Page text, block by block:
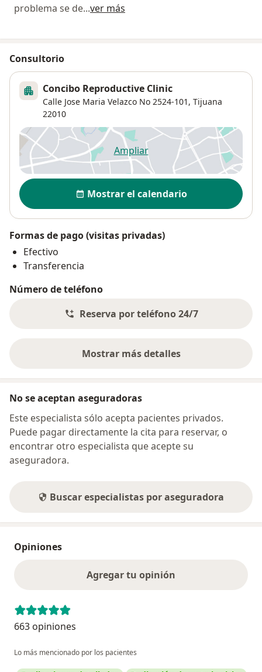
problema se de...ver más
Consultorio
Concibo Reproductive Clinic
Calle Jose Maria Velazco No 2524-101, Tijuana
22010
Ampliarse abre en una nueva
Disponibilidad
Mostrar el calendario
Formas de pago (visitas privadas)
Efectivo
Transferencia
Número de teléfono
Reserva por teléfono 24/7
Mostrar más detalles
sobre la dirección
No se aceptan aseguradoras
Este especialista sólo acepta pacientes privados.
Puede pagar directamente la cita para reservar, o
encontrar otro especialista que acepte su
aseguradora.
Buscar especialistas por aseguradora
Opiniones
Agregar tu opinión
663 opiniones
Lo más mencionado por los pacientes